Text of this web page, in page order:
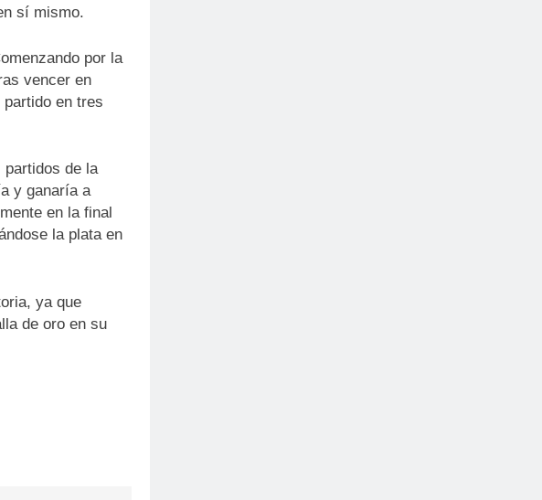
sí mismo.
por la
vencer en
en tres
partidos de la
y ganaría a
en la final
la plata en
ya que
de oro en su